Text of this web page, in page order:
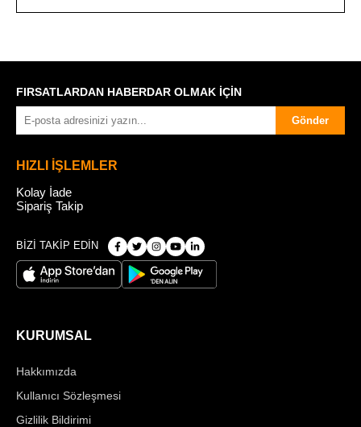
FIRSATLARDAN HABERDAR OLMAK İÇİN
Gönder
HIZLI İŞLEMLER
Kolay İade
Sipariş Takip
BİZİ TAKİP EDİN
KURUMSAL
Hakkımızda
Kullanıcı Sözleşmesi
Gizlilik Bildirimi